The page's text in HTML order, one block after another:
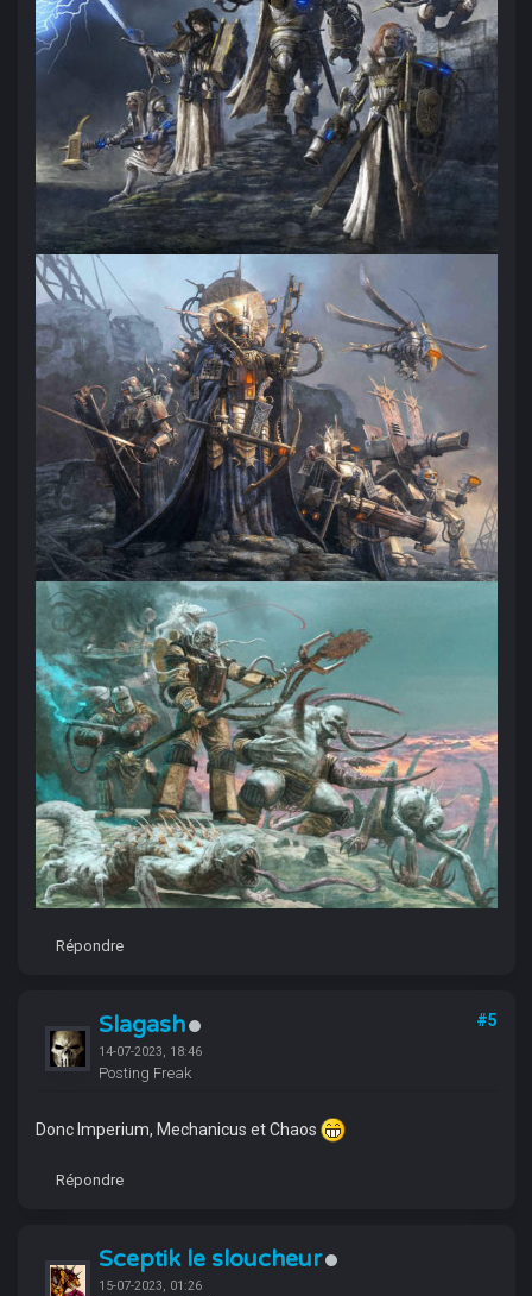
Répondre
Slagash
14-07-2023, 18:46
Posting Freak
#5
Donc Imperium, Mechanicus et Chaos
Répondre
Sceptik le sloucheur
15-07-2023, 01:26